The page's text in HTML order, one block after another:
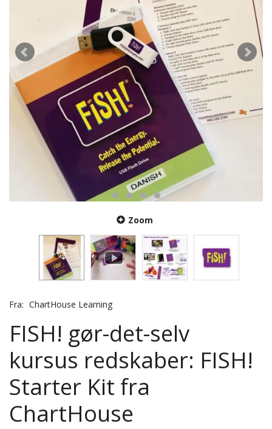
Zoom
Fra: ChartHouse Learning
FISH! gør-det-selv
kursus redskaber: FISH!
Starter Kit fra
ChartHouse